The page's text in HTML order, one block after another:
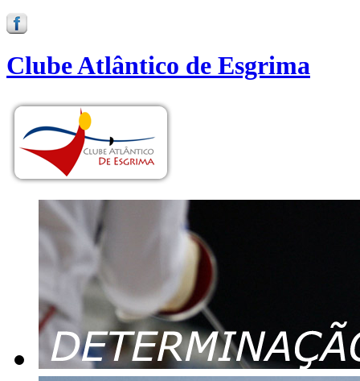
Clube Atlântico de Esgrima